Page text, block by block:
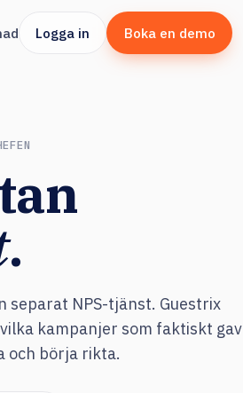
Logga in Boka en demo
.
separat NPS-tjänst. Guestrix
kampanjer som faktiskt gav
och börja rikta.